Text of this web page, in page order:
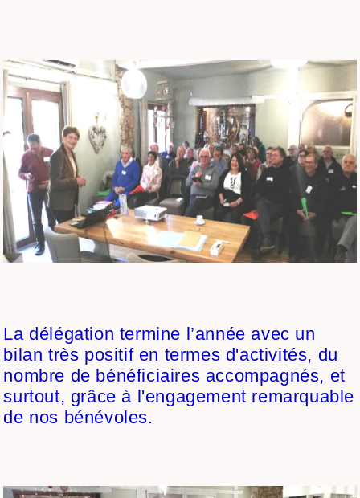
La délégation termine l’année avec un
bilan très positif en termes d'activités, du
nombre de bénéficiaires accompagnés, et
surtout, grâce à l'engagement remarquable
de nos bénévoles.